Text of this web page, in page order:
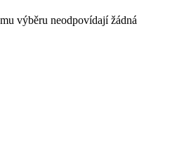
výběru neodpovídají žádná